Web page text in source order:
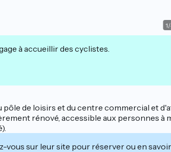
1/
à accueillir des cyclistes.
pôle de loisirs et du centre commercial
rénové, accessible aux personnes
vous sur leur site pour réserver ou en